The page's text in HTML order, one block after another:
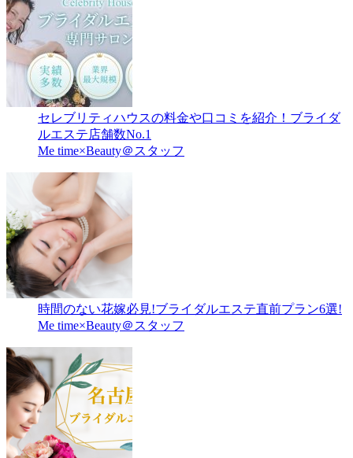
セレブリティハウスの料金や口コミを紹介！ブライダ
ルエステ店舗数No.1
Me time×Beauty＠スタッフ
時間のない花嫁必見!ブライダルエステ直前プラン6選!
Me time×Beauty＠スタッフ